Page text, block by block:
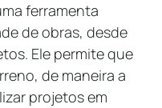
ferramenta
de obras, desde
Ele permite que
de maneira a
projetos em